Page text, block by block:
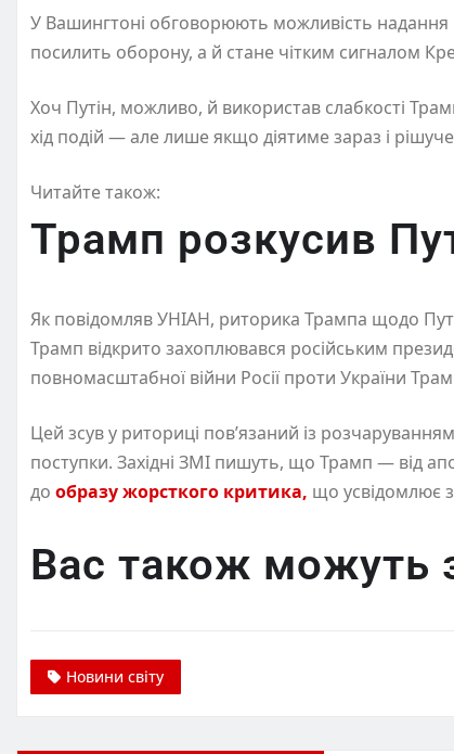
У Вашингтоні обговорюють можливість
посилить оборону, а й стане чітким сигналом
Хоч Путін, можливо, й використав слабкості
хід подій — але лише якщо діятиме зараз і
Читайте також:
Трамп розкусив
Як повідомляв УНІАН, риторика Трампа щодо
Трамп відкрито захоплювався російським
повномасштабної війни Росії проти України
Цей зсув у риториці пов’язаний із
поступки. Західні ЗМІ пишуть, що Трамп — від
до образу жорсткого критика, що усвідомлює
Вас також можуть
Новини світу